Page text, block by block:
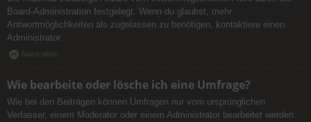
Board-Administration festgelegt. Wenn du glaubst, mehr
Antwortmöglichkeiten als zugelassen zu benötigen, kontaktiere einen
Administrator.
Nach oben
Wie bearbeite oder lösche ich eine Umfrage?
Wie bei den Beiträgen können Umfragen nur vom ursprünglichen
Verfasser, einem Moderator oder einem Administrator bearbeitet werden.